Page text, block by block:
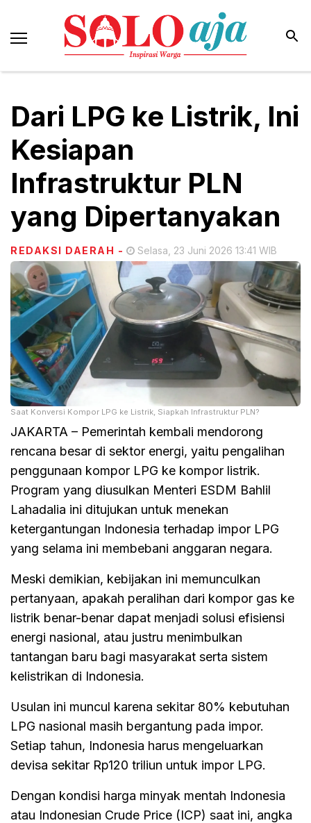
Dari LPG ke Listrik, Ini
Kesiapan
Infrastruktur PLN
yang Dipertanyakan
REDAKSI DAERAH - Selasa, 23 Juni 2026 13:41 WIB
Saat Konversi Kompor LPG ke Listrik, Siapkah Infrastruktur PLN?
JAKARTA – Pemerintah kembali mendorong
rencana besar di sektor energi, yaitu pengalihan
penggunaan kompor LPG ke kompor listrik.
Program yang diusulkan Menteri ESDM Bahlil
Lahadalia ini ditujukan untuk menekan
ketergantungan Indonesia terhadap impor LPG
yang selama ini membebani anggaran negara.
Meski demikian, kebijakan ini memunculkan
pertanyaan, apakah peralihan dari kompor gas ke
listrik benar-benar dapat menjadi solusi efisiensi
energi nasional, atau justru menimbulkan
tantangan baru bagi masyarakat serta sistem
kelistrikan di Indonesia.
Usulan ini muncul karena sekitar 80% kebutuhan
LPG nasional masih bergantung pada impor.
Setiap tahun, Indonesia harus mengeluarkan
devisa sekitar Rp120 triliun untuk impor LPG.
Dengan kondisi harga minyak mentah Indonesia
atau Indonesian Crude Price (ICP) saat ini, angka